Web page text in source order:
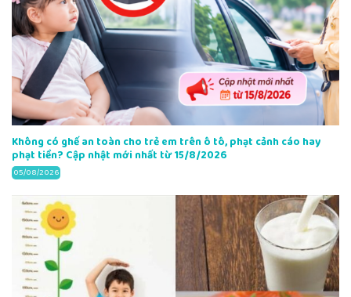
Không có ghế an toàn cho trẻ em trên ô tô, phạt cảnh cáo hay
phạt tiền? Cập nhật mới nhất từ 15/8/2026
05/08/2026